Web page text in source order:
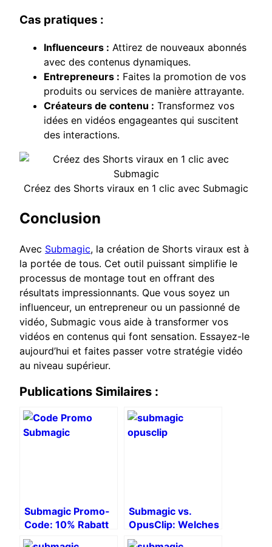
Cas pratiques :
Influenceurs : Attirez de nouveaux abonnés
avec des contenus dynamiques.
Entrepreneurs : Faites la promotion de vos
produits ou services de manière attrayante.
Créateurs de contenu : Transformez vos
idées en vidéos engageantes qui suscitent
des interactions.
Créez des Shorts viraux en 1 clic avec Submagic
Conclusion
Avec Submagic, la création de Shorts viraux est à
la portée de tous. Cet outil puissant simplifie le
processus de montage tout en offrant des
résultats impressionnants. Que vous soyez un
influenceur, un entrepreneur ou un passionné de
vidéo, Submagic vous aide à transformer vos
vidéos en contenus qui font sensation. Essayez-le
aujourd’hui et faites passer votre stratégie vidéo
au niveau supérieur.
Publications Similaires :
Submagic Promo-
Code: 10% Rabatt
auf Ihr
Submagic vs.
OpusClip: Welches
KI-Tool sollten Sie